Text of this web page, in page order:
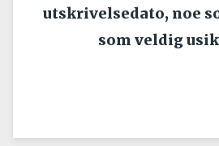
utskrivelsedato, noe
som veldig